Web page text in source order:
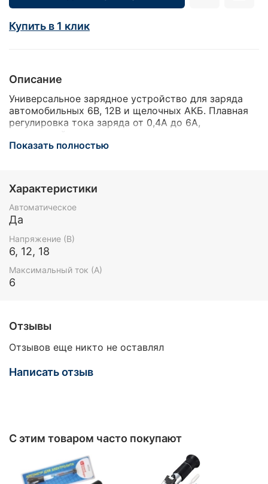
Купить в 1 клик
Описание
Универсальное зарядное устройство для заряда
автомобильных 6В, 12В и щелочных АКБ. Плавная
регулировка тока заряда от 0,4А до 6А,
разряженный аккумулятор. 3-x позиционный
- автоматический заряд 6В АКБ; 2 режим - 15В -
автоматический заряд 12В АКБ; 3 режим - 19В -
неавтоматический заряд 12В АКБ, автоматический
заряд щелочных аккумуляторов.
Показать полностью
Характеристики
Автоматическое
Да
Напряжение (В)
6, 12, 18
Максимальный ток (А)
6
Отзывы
Отзывов еще никто не оставлял
Написать отзыв
С этим товаром часто покупают